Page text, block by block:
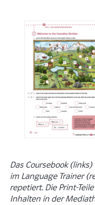
Das Coursebook
im Language Trainer
repetiert. Die Print-
Inhalten in der